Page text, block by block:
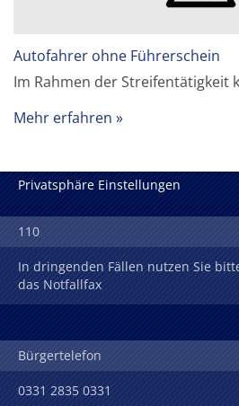
Autofahrer ohne Führerschein
Im Rahmen der
Mehr erfahren
Privatsphäre Einstellungen
110
In dringenden Fällen nutzen Sie
das Notfallfax
Bürgertelefon
0331 2835 0331